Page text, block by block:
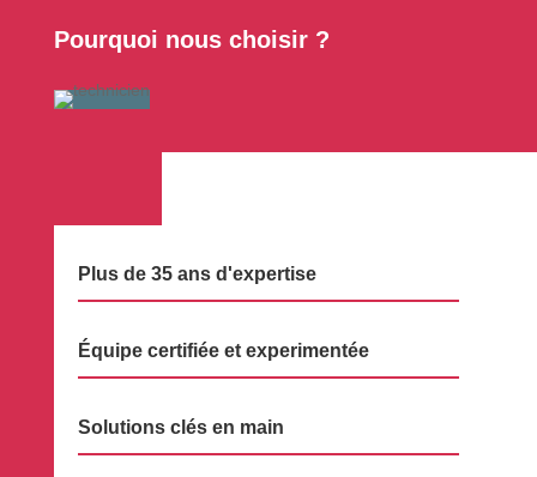
Pourquoi nous choisir ?
Plus de 35 ans d'expertise
Équipe certifiée et experimentée
Solutions clés en main